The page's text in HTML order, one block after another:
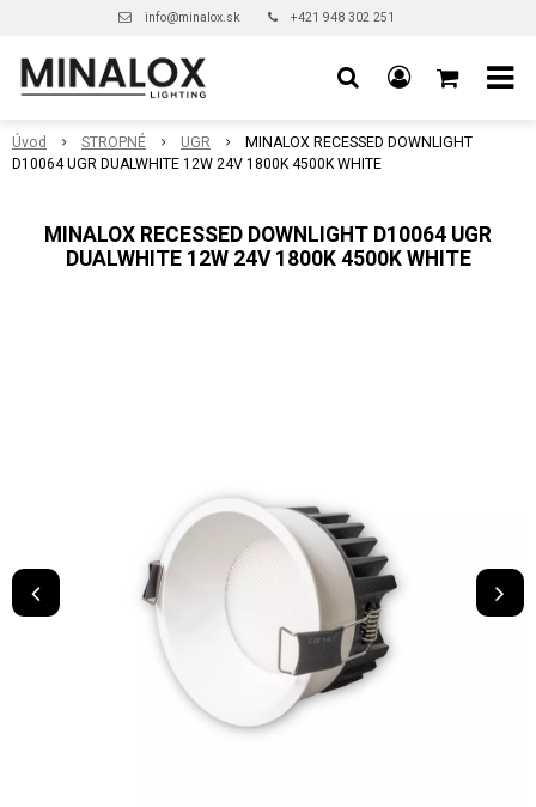
info@minalox.sk +421 948 302 251
Úvod STROPNÉ UGR
MINALOX RECESSED DOWNLIGHT
D10064 UGR DUALWHITE 12W 24V 1800K 4500K WHITE
MINALOX RECESSED DOWNLIGHT D10064 UGR
DUALWHITE 12W 24V 1800K 4500K WHITE